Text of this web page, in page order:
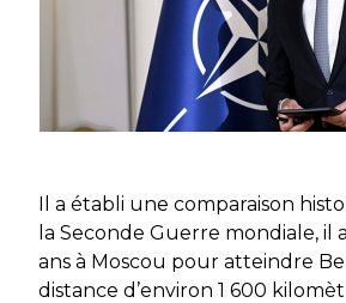
Il a établi une comparaison
la Seconde Guerre mondiale, il
ans à Moscou pour atteindre
distance d’environ 1 600